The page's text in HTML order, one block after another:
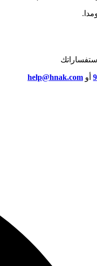
أو help@hnak.com